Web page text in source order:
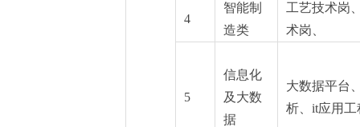
4
智能制
造类
工艺技术岗
术岗、
5
信息化
及大数
据
大数据平台
析、it应用工